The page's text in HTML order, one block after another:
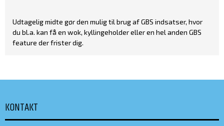
Udtagelig midte gør den mulig til brug af GBS indsatser, hvor
du bl.a. kan få en wok, kyllingeholder eller en hel anden GBS
feature der frister dig.
KONTAKT